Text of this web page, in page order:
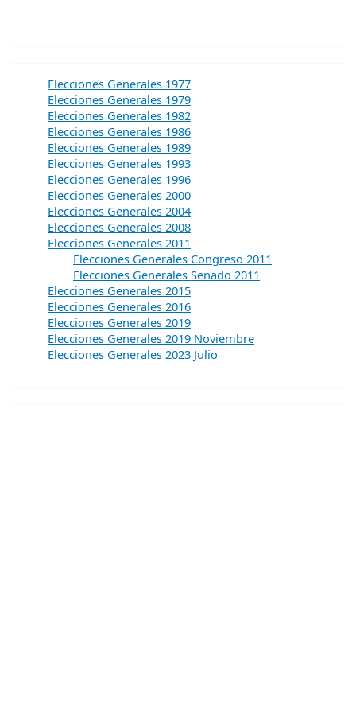
Elecciones Generales 1977
Elecciones Generales 1979
Elecciones Generales 1982
Elecciones Generales 1986
Elecciones Generales 1989
Elecciones Generales 1993
Elecciones Generales 1996
Elecciones Generales 2000
Elecciones Generales 2004
Elecciones Generales 2008
Elecciones Generales 2011
Elecciones Generales Congreso 2011
Elecciones Generales Senado 2011
Elecciones Generales 2015
Elecciones Generales 2016
Elecciones Generales 2019
Elecciones Generales 2019 Noviembre
Elecciones Generales 2023 Julio